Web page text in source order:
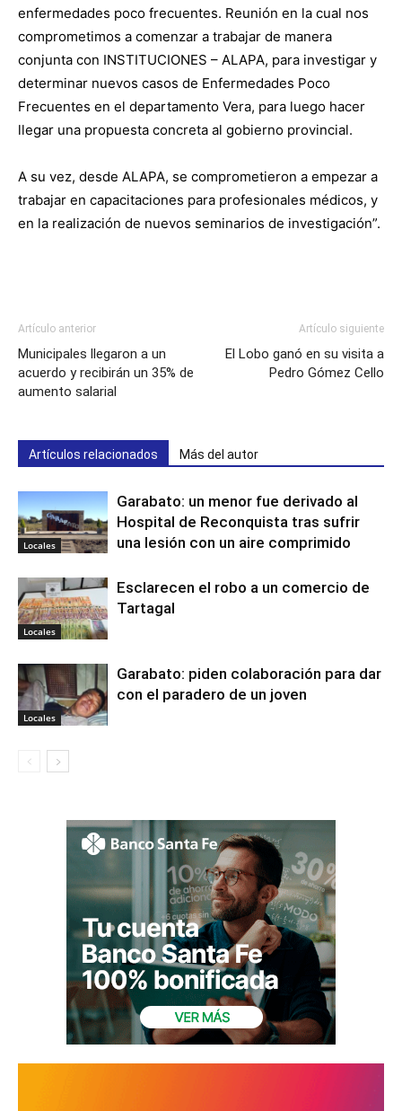
enfermedades poco frecuentes. Reunión en la cual nos
comprometimos a comenzar a trabajar de manera
conjunta con INSTITUCIONES – ALAPA, para investigar y
determinar nuevos casos de Enfermedades Poco
Frecuentes en el departamento Vera, para luego hacer
llegar una propuesta concreta al gobierno provincial.
A su vez, desde ALAPA, se comprometieron a empezar a
trabajar en capacitaciones para profesionales médicos, y
en la realización de nuevos seminarios de investigación”.
Artículo anterior
Municipales llegaron a un
acuerdo y recibirán un 35% de
aumento salarial
Artículo siguiente
El Lobo ganó en su visita a
Pedro Gómez Cello
Artículos relacionados Más del autor
Locales
Garabato: un menor fue derivado al
Hospital de Reconquista tras sufrir
una lesión con un aire comprimido
Locales
Esclarecen el robo a un comercio de
Tartagal
Locales
Garabato: piden colaboración para dar
con el paradero de un joven